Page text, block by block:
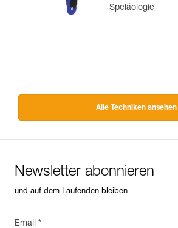
Speläologie
Alle Techniken ansehen
Newsletter abonnieren
und auf dem Laufenden bleiben
Email *